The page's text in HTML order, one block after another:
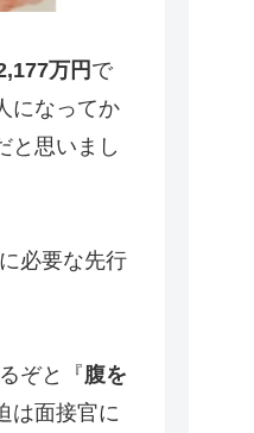
万円で
になってか
と思いまし
必要な先行
ぞと『腹を
は面接官に